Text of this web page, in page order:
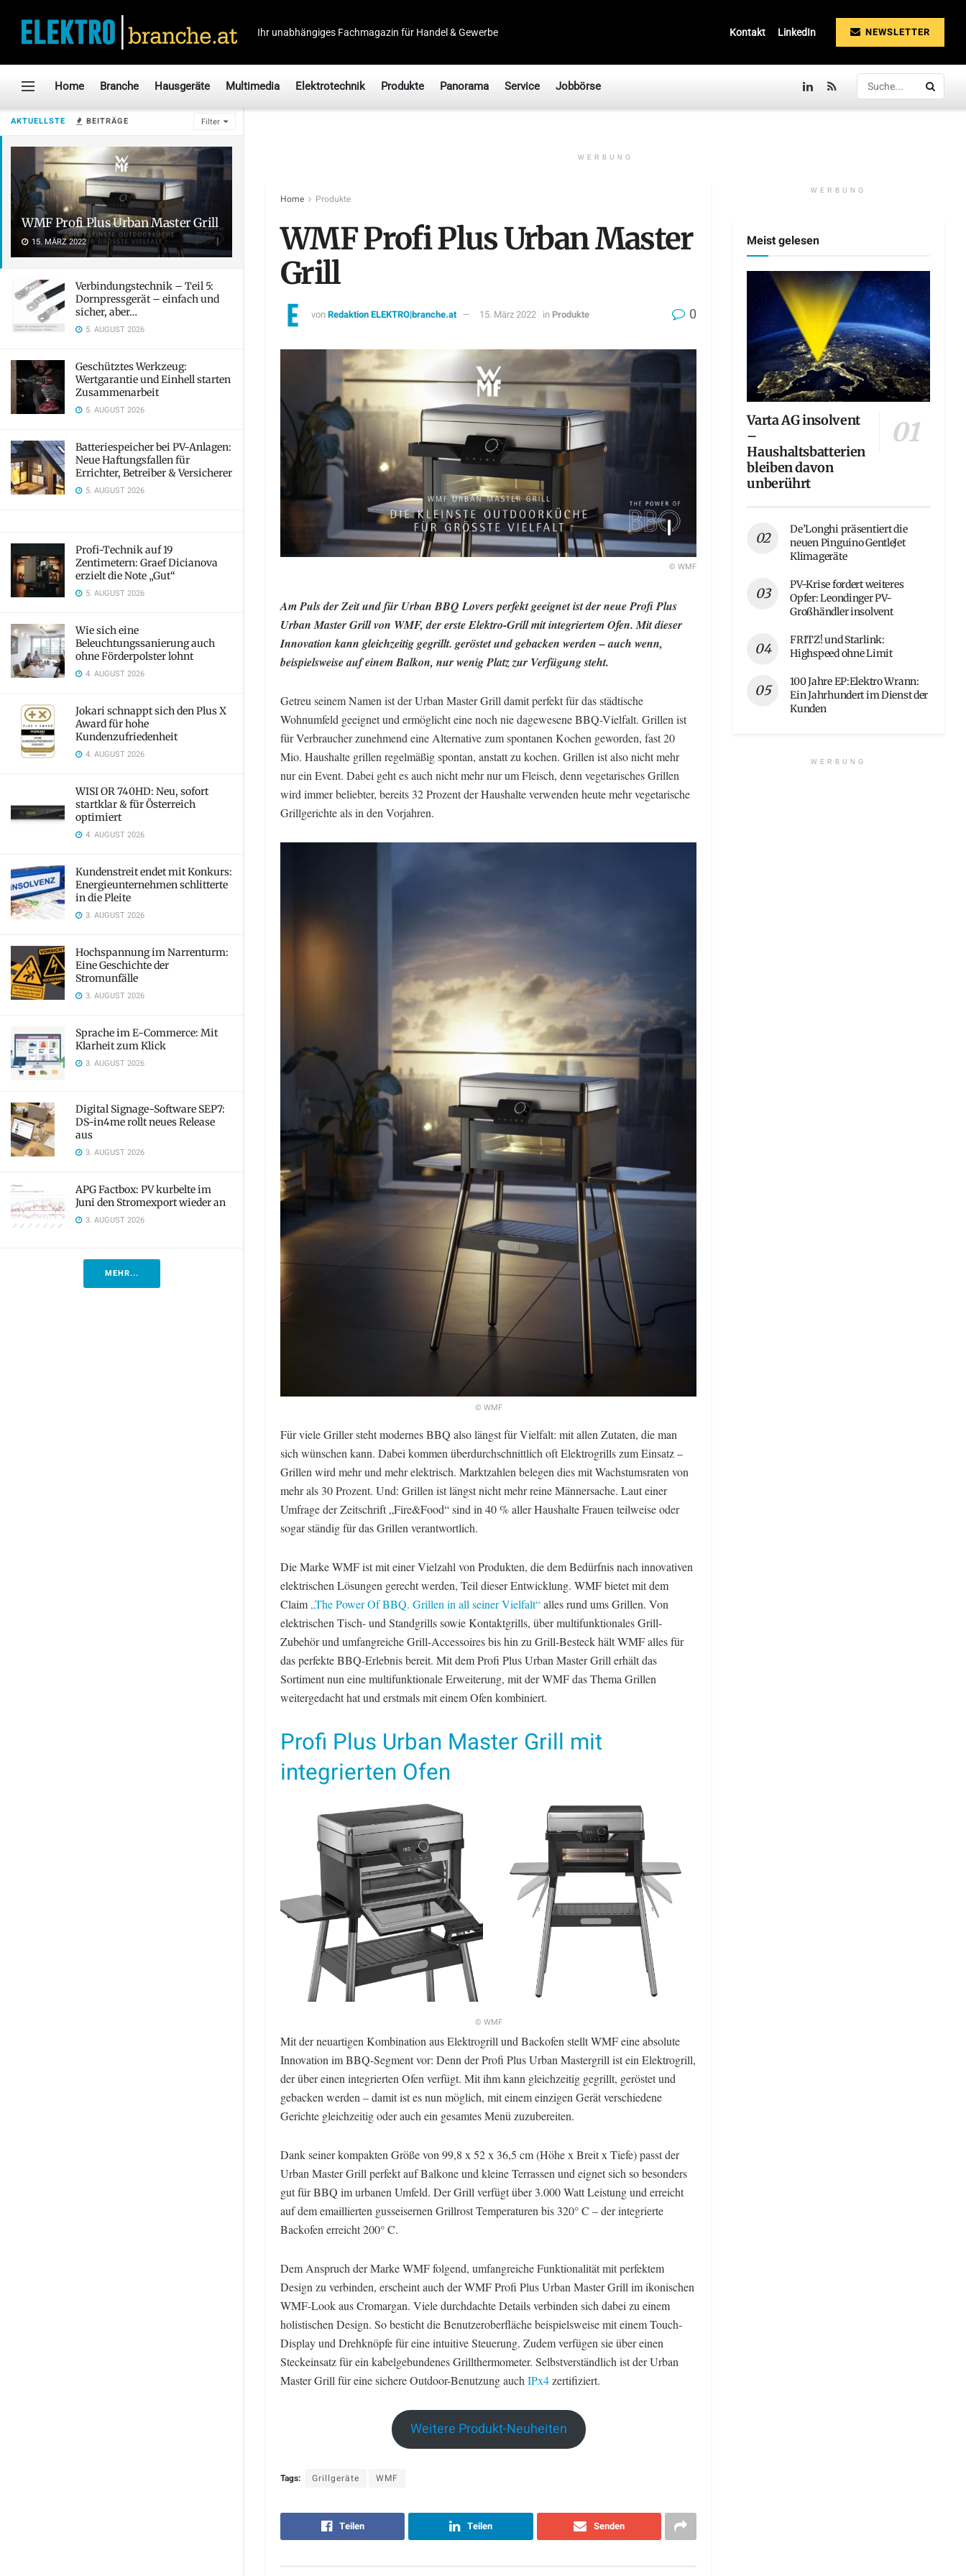
AKTUELLSTE BEITRÄGE Filter
WMF Profi Plus Urban Master Grill
15. MÄRZ 2022
Verbindungstechnik – Teil 5:
Dornpressgerät – einfach und
sicher, aber…
5. AUGUST 2026
Geschütztes Werkzeug:
Wertgarantie und Einhell starten
Zusammenarbeit
5. AUGUST 2026
Batteriespeicher bei PV-Anlagen:
Neue Haftungsfallen für
Errichter, Betreiber & Versicherer
5. AUGUST 2026
Profi-Technik auf 19
Zentimetern: Graef Dicianova
erzielt die Note „Gut“
5. AUGUST 2026
Wie sich eine
Beleuchtungssanierung auch
ohne Förderpolster lohnt
4. AUGUST 2026
Jokari schnappt sich den Plus X
Award für hohe
Kundenzufriedenheit
4. AUGUST 2026
WISI OR 740HD: Neu, sofort
startklar & für Österreich
optimiert
4. AUGUST 2026
Kundenstreit endet mit Konkurs:
Energieunternehmen schlitterte
in die Pleite
3. AUGUST 2026
Hochspannung im Narrenturm:
Eine Geschichte der
Stromunfälle
3. AUGUST 2026
Sprache im E-Commerce: Mit
Klarheit zum Klick
3. AUGUST 2026
Digital Signage-Software SEP7:
DS-in4me rollt neues Release
aus
3. AUGUST 2026
APG Factbox: PV kurbelte im
Juni den Stromexport wieder an
3. AUGUST 2026
MEHR...
Ihr unabhängiges Fachmagazin für Handel & Gewerbe Kontakt LinkedIn NEWSLETTER
Home Branche Hausgeräte Multimedia Elektrotechnik Produkte Panorama Service Jobbörse
WERBUNG
Home Produkte
WMF Profi Plus Urban Master
Grill
vonRedaktion ELEKTRO|branche.at 15. März 2022 in Produkte 0
© WMF
Am Puls der Zeit und für Urban BBQ Lovers perfekt geeignet ist der neue Profi Plus
Urban Master Grill von WMF, der erste Elektro-Grill mit integriertem Ofen. Mit dieser
Innovation kann gleichzeitig gegrillt. geröstet und gebacken werden – auch wenn,
beispielsweise auf einem Balkon, nur wenig Platz zur Verfügung steht.
Getreu seinem Namen ist der Urban Master Grill damit perfekt für das städtische
Wohnumfeld geeignet und ermöglicht eine noch nie dagewesene BBQ-Vielfalt. Grillen ist
für Verbraucher zunehmend eine Alternative zum spontanen Kochen geworden, fast 20
Mio. Haushalte grillen regelmäßig spontan, anstatt zu kochen. Grillen ist also nicht mehr
nur ein Event. Dabei geht es auch nicht mehr nur um Fleisch, denn vegetarisches Grillen
wird immer beliebter, bereits 32 Prozent der Haushalte verwenden heute mehr vegetarische
Grillgerichte als in den Vorjahren.
© WMF
Für viele Griller steht modernes BBQ also längst für Vielfalt: mit allen Zutaten, die man
sich wünschen kann. Dabei kommen überdurchschnittlich oft Elektrogrills zum Einsatz –
Grillen wird mehr und mehr elektrisch. Marktzahlen belegen dies mit Wachstumsraten von
mehr als 30 Prozent. Und: Grillen ist längst nicht mehr reine Männersache. Laut einer
Umfrage der Zeitschrift „Fire&Food“ sind in 40 % aller Haushalte Frauen teilweise oder
sogar ständig für das Grillen verantwortlich.
Die Marke WMF ist mit einer Vielzahl von Produkten, die dem Bedürfnis nach innovativen
elektrischen Lösungen gerecht werden, Teil dieser Entwicklung. WMF bietet mit dem
Claim„The Power Of BBQ. Grillen in all seiner Vielfalt“alles rund ums Grillen. Von
elektrischen Tisch- und Standgrills sowie Kontaktgrills, über multifunktionales Grill-
Zubehör und umfangreiche Grill­-Accessoires bis hin zu Grill-Besteck hält WMF alles für
das perfekte BBQ-Erlebnis bereit. Mit dem Profi Plus Urban Master Grill erhält das
Sortiment nun eine multifunktionale Erweiterung, mit der WMF das Thema Grillen
weitergedacht hat und erstmals mit einem Ofen kombiniert.
Profi Plus Urban Master Grill mit
integrierten Ofen
© WMF
Mit der neuartigen Kombination aus Elektrogrill und Backofen stellt WMF eine absolute
Innovation im BBQ-Segment vor: Denn der Profi Plus Urban Mastergrill ist ein Elektrogrill,
der über einen integrierten Ofen verfügt. Mit ihm kann gleichzeitig gegrillt, geröstet und
gebacken werden – damit ist es nun möglich, mit einem einzigen Gerät verschiedene
Gerichte gleichzeitig oder auch ein gesamtes Menü zuzubereiten.
Dank seiner kompakten Größe von 99,8 x 52 x 36,5 cm (Höhe x Breit x Tiefe) passt der
Urban Master Grill perfekt auf Balkone und kleine Terrassen und eignet sich so besonders
gut für BBQ im urbanen Umfeld. Der Grill verfügt über 3.000 Watt Leistung und erreicht
auf dem emaillierten gusseisernen Grillrost Temperaturen bis 320° C – der integrierte
Backofen erreicht 200° C.
Dem Anspruch der Marke WMF folgend, umfangreiche Funktionalität mit perfektem
Design zu verbinden, erscheint auch der WMF Profi Plus Urban Master Grill im ikonischen
WMF-Look aus Cromargan. Viele durchdachte Details verbinden sich dabei zu einem
holistischen Design. So besticht die Benutzeroberfläche beispielsweise mit einem Touch-
Display und Drehknöpfe für eine intuitive Steuerung. Zudem verfügen sie über einen
Steckeinsatz für ein kabelgebundenes Grillthermometer. Selbstverständlich ist der Urban
Master Grill für eine sichere Outdoor-Benutzung auch IPx4zertifiziert.
Weitere Produkt-Neuheiten
Tags: Grillgeräte WMF
Teilen Teilen Senden
WERBUNG
Meist gelesen
Varta AG insolvent
–
Haushaltsbatterien
bleiben davon
unberührt
De’Longhi präsentiert die
neuen Pinguino GentleJet
Klimageräte
PV-Krise fordert weiteres
Opfer: Leondinger PV-
Großhändler insolvent
FRITZ! und Starlink:
Highspeed ohne Limit
100 Jahre EP:Elektro Wrann:
Ein Jahrhundert im Dienst der
Kunden
WERBUNG